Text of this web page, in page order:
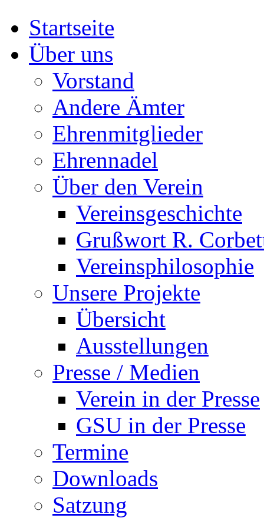
Startseite
Über uns
Vorstand
Andere Ämter
Ehrenmitglieder
Ehrennadel
Über den Verein
Vereinsgeschichte
Grußwort R.
Vereinsphilosophie
Unsere Projekte
Übersicht
Ausstellungen
Presse / Medien
Verein in der Presse
GSU in der Presse
Termine
Downloads
Satzung